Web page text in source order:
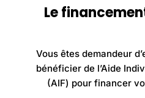
Le
Vous êtes demandeur
bénéficier de l’Aide
(AIF) pour financer